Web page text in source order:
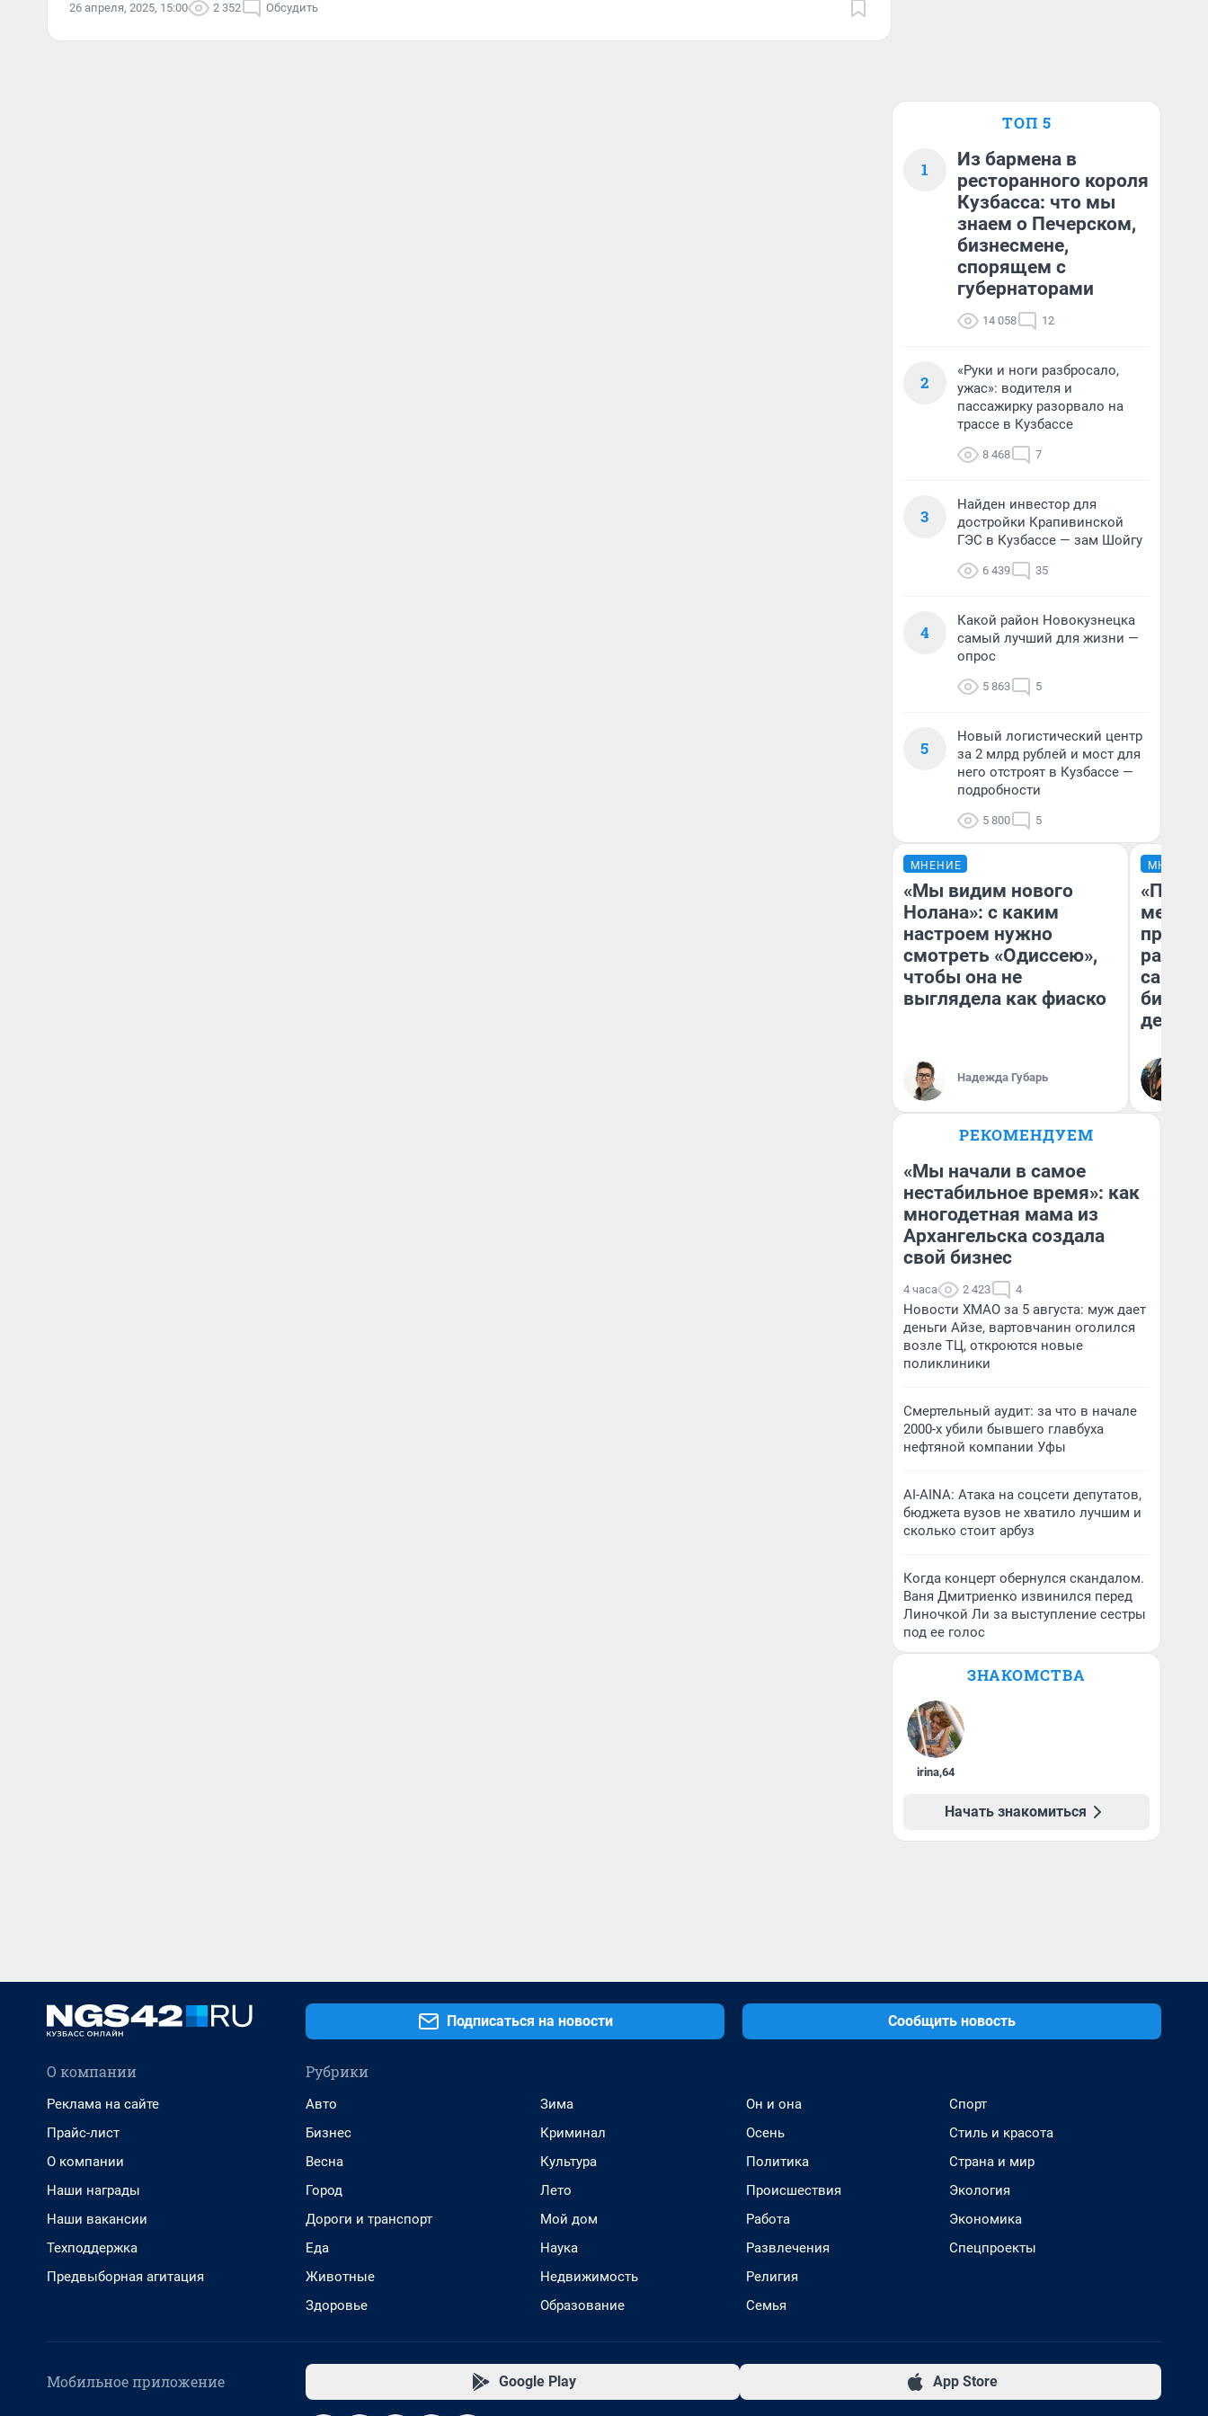
26 апреля, 2025, 15:00 2 352 Обсудить
ТОП 5
1
Из бармена в
ресторанного короля
Кузбасса: что мы
знаем о Печерском,
бизнесмене,
спорящем с
губернаторами
14 058 12
2
«Руки и ноги разбросало,
ужас»: водителя и
пассажирку разорвало на
трассе в Кузбассе
8 468 7
3
Найден инвестор для
достройки Крапивинской
ГЭС в Кузбассе — зам Шойгу
6 439 35
4
Какой район Новокузнецка
самый лучший для жизни —
опрос
5 863 5
5
Новый логистический центр
за 2 млрд рублей и мост для
него отстроят в Кузбассе —
подробности
5 800 5
МНЕНИЕ
«Мы видим нового
Нолана»: с каким
настроем нужно
смотреть «Одиссею»,
чтобы она не
выглядела как фиаско
Надежда Губарь
МНЕНИЕ
самом
РЕКОМЕНДУЕМ
«Мы начали в самое
нестабильное время»: как
многодетная мама из
Архангельска создала
свой бизнес
4 часа 2 423 4
Новости ХМАО за 5 августа: муж дает
деньги Айзе, вартовчанин оголился
возле ТЦ, откроются новые
поликлиники
Смертельный аудит: за что в начале
2000-х убили бывшего главбуха
нефтяной компании Уфы
AI-AINA: Атака на соцсети депутатов,
бюджета вузов не хватило лучшим и
сколько стоит арбуз
Когда концерт обернулся скандалом.
Ваня Дмитриенко извинился перед
Линочкой Ли за выступление сестры
под ее голос
ЗНАКОМСТВА
irina,64
Начать знакомиться
Подписаться на новости Сообщить новость
О компании
Реклама на сайте
Прайс-лист
О компании
Наши награды
Наши вакансии
Техподдержка
Предвыборная агитация
Рубрики
Авто
Бизнес
Весна
Город
Дороги и транспорт
Еда
Животные
Здоровье
Зима
Криминал
Культура
Лето
Мой дом
Наука
Недвижимость
Образование
Он и она
Осень
Политика
Происшествия
Работа
Развлечения
Религия
Семья
Спорт
Стиль и красота
Страна и мир
Экология
Экономика
Спецпроекты
Мобильное приложение Google Play App Store